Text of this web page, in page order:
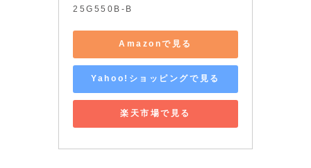
25G550B-B
Amazonで見る
Yahoo!ショッピングで見る
楽天市場で見る